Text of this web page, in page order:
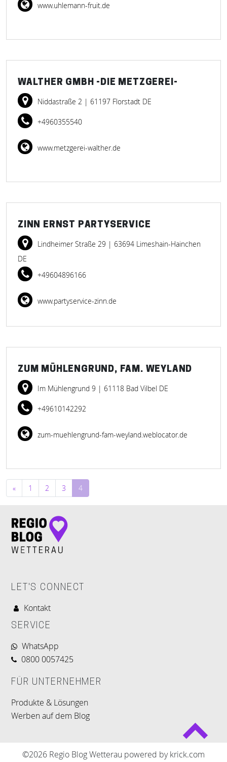
www.uhlemann-fruit.de
WALTHER GMBH -DIE METZGEREI-
Niddastraße 2 | 61197 Florstadt DE
+4960355540
www.metzgerei-walther.de
ZINN ERNST PARTYSERVICE
Lindheimer Straße 29 | 63694 Limeshain-Hainchen
DE
+49604896166
www.partyservice-zinn.de
ZUM MÜHLENGRUND, FAM. WEYLAND
Im Mühlengrund 9 | 61118 Bad Vilbel DE
+49610142292
zum-muehlengrund-fam-weyland.weblocator.de
Beitragsnavigation
« 1 2 3 4
LET'S CONNECT
Kontakt
SERVICE
WhatsApp
0800 0057425
FÜR UNTERNEHMER
Produkte & Lösungen
Werben auf dem Blog
©2026 Regio Blog Wetterau powered by krick.com